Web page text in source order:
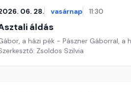
06. 28. vasárnap 11:30
áldás
a házi pék - Pászner Gáborral, a
Zsoldos Szilvia